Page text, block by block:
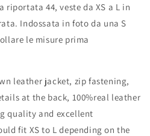
44, veste da XS a L in
Indossata in foto da una S
le misure prima
leather jacket, zip fastening,
at the back, 100%real leather
quality and excellent
fit XS to L depending on the